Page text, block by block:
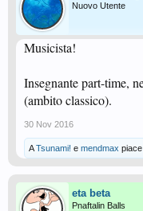
Nuovo Utente
Musicista!
Insegnante part-time,
(ambito classico).
30 Nov 2016
ATsunami! e mendmax
eta beta
Pnaftalin Balls